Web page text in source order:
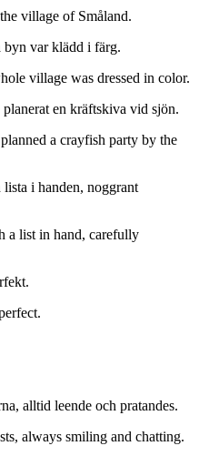
village of Småland.
byn var klädd i färg.
village was dressed in color.
en kräftskiva vid sjön.
a crayfish party by the
i handen, noggrant
a list in hand, carefully
alltid leende och pratandes.
always smiling and chatting.